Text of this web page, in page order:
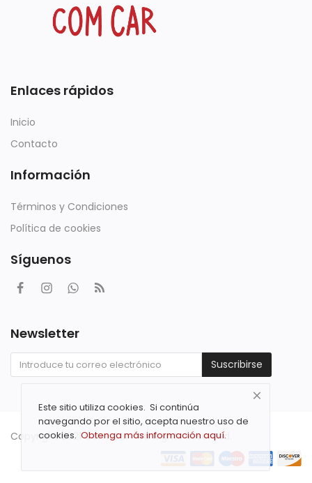
Enlaces rápidos
Inicio
Contacto
Información
Términos y Condiciones
Política de cookies
Síguenos
Newsletter
Suscribirse
Copyright 2021 Com Car - All Rights Reserved.
Este sitio utiliza cookies. Si continúa
navegando por el sitio, acepta nuestro uso de
cookies. Obtenga más información aquí.